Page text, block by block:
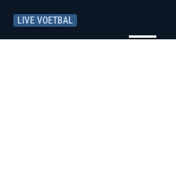
LIVE VOETBAL